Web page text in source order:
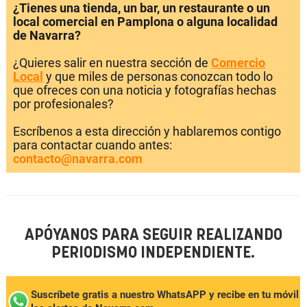
¿Tienes una tienda, un bar, un restaurante o un
local comercial en Pamplona o alguna localidad
de Navarra?
¿Quieres salir en nuestra sección de Comercio
Local y que miles de personas conozcan todo lo
que ofreces con una noticia y fotografías hechas
por profesionales?
Escríbenos a esta dirección y hablaremos contigo
para contactar cuando antes:
contacto@navarra.com
APÓYANOS PARA SEGUIR REALIZANDO
PERIODISMO INDEPENDIENTE.
Suscríbete gratis a nuestro WhatsAPP y recibe en tu móvil